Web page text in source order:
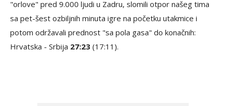
"orlove" pred 9.000 ljudi u Zadru, slomili otpor našeg tima
sa pet-šest ozbiljnih minuta igre na početku utakmice i
potom održavali prednost "sa pola gasa" do konačnih:
Hrvatska - Srbija 27:23 (17:11).